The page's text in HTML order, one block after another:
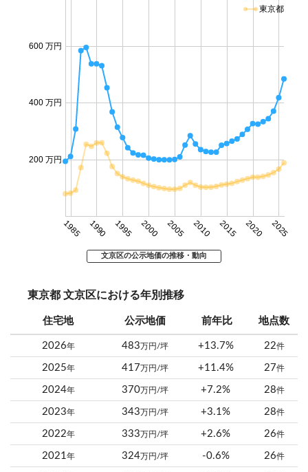
1985 1990 1995 2000 2005 2010 2015 2020 2025
200 万円
400 万円
600 万円
東京都
文京区の公示地価の推移・動向
東京都 文京区における年別推移
住宅地 公示地価 前年比 地点数
2026年 483 万円/坪 +13.7% 22件
2025年 417 万円/坪 +11.4% 27件
2024年 370万円/坪 +7.2% 28件
2023年 343 万円/坪 +3.1% 28件
2022年 333 万円/坪 +2.6% 26件
2021年 324万円/坪 -0.6% 26件